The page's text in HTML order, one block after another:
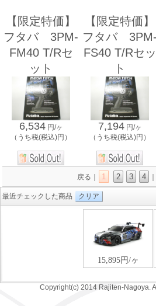
【限定特価】
フタバ 3PM-
FM40 T/Rセ
ット
6,534 円/ヶ
（うち税(税込)円）
【限定特価】
フタバ 3PM-
FS40 T/Rセッ
ト
7,194 円/ヶ
（うち税(税込)円）
戻る｜ 1 2 3 4
最近チェックした商品 クリア
Copyright(c) 2014 Rajiten-Nagoya.